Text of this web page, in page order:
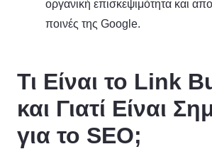
οργανική επισκεψιμότητα και
ποινές της Google.
Τι Είναι το Link
και Γιατί Είναι
για το SEO;